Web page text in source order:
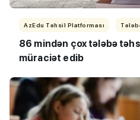
AzEdu Təhsil Platforması
86 mindən çox tələbə
müraciət edib